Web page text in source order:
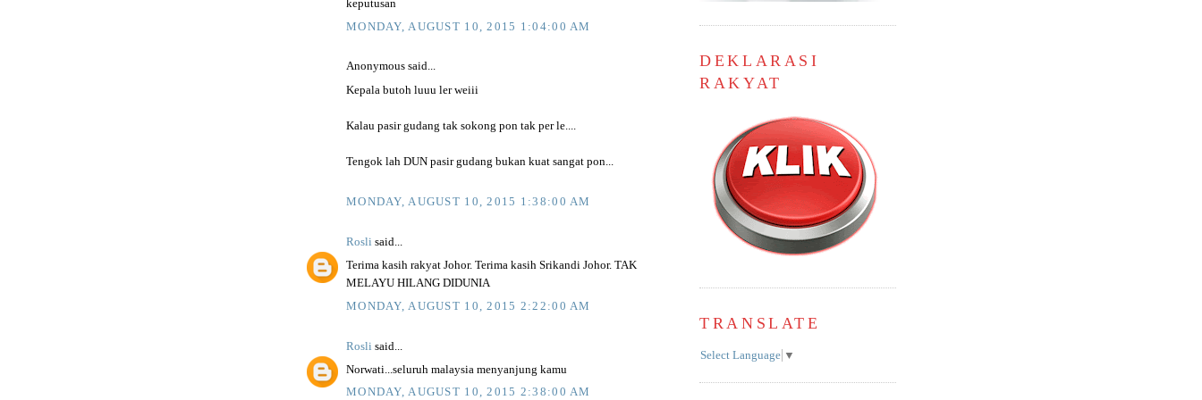
keputusan
MONDAY, AUGUST 10, 2015 1:04:00 AM
Anonymous said...
Kepala butoh luuu ler weiii
Kalau pasir gudang tak sokong pon tak per le....
Tengok lah DUN pasir gudang bukan kuat sangat pon...
MONDAY, AUGUST 10, 2015 1:38:00 AM
Rosli said...
Terima kasih rakyat Johor. Terima kasih Srikandi Johor. TAK
MELAYU HILANG DIDUNIA
MONDAY, AUGUST 10, 2015 2:22:00 AM
Rosli said...
Norwati...seluruh malaysia menyanjung kamu
MONDAY, AUGUST 10, 2015 2:38:00 AM
DEKLARASI
RAKYAT
TRANSLATE
Select Language ▼